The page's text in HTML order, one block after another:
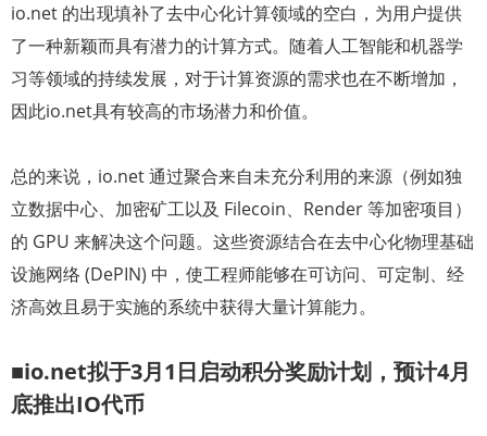
io.net 的出现填补了去中心化计算领域的空白，为用户提供
了一种新颖而具有潜力的计算方式。随着人工智能和机器学
习等领域的持续发展，对于计算资源的需求也在不断增加，
因此io.net具有较高的市场潜力和价值。
总的来说，io.net 通过聚合来自未充分利用的来源（例如独
立数据中心、加密矿工以及 Filecoin、Render 等加密项目）
的 GPU 来解决这个问题。这些资源结合在去中心化物理基础
设施网络 (DePIN) 中，使工程师能够在可访问、可定制、经
济高效且易于实施的系统中获得大量计算能力。
■io.net拟于3月1日启动积分奖励计划，预计4月
底推出IO代币